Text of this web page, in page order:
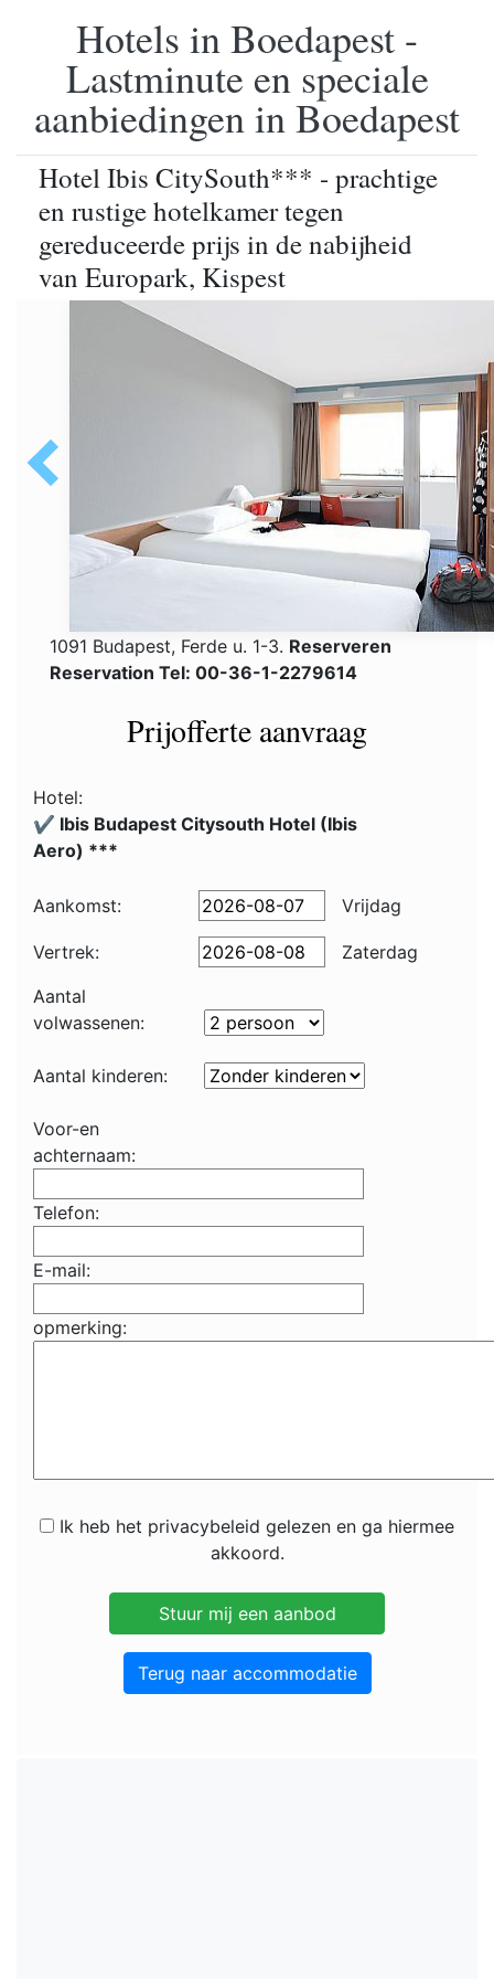
Hotels in Boedapest -
Lastminute en speciale
aanbiedingen in Boedapest
Hotel Ibis CitySouth*** - prachtige
en rustige hotelkamer tegen
gereduceerde prijs in de nabijheid
van Europark, Kispest
1091 Budapest, Ferde u. 1-3. Reserveren
Reservation Tel: 00-36-1-2279614
Prijofferte aanvraag
Hotel:
✔️ Ibis Budapest Citysouth Hotel (Ibis
Aero) ***
Aankomst: Vrijdag
Vertrek:
Zaterdag
Aantal
volwassenen:
Aantal kinderen:
Voor-en
achternaam:
Telefon:
E-mail:
opmerking:
Ik heb het privacybeleid gelezen en ga hiermee
akkoord.
Terug naar accommodatie